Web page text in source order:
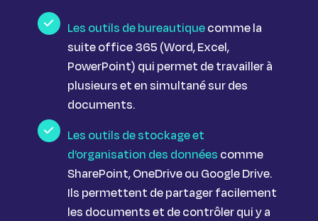
Les outils de bureautiquecomme la
suite office 365 (Word, Excel,
PowerPoint) qui permet de travailler à
plusieurs et en simultané sur des
documents.
Les outils de stockage et
d’organisation des données comme
SharePoint, OneDrive ou Google Drive.
Ils permettent de partager facilement
les documents et de contrôler qui y a